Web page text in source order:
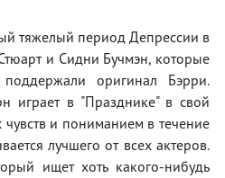
тяжелый период Депрессии в
и Сидни Бучмэн, которые
оригинал Бэрри.
играет в "Празднике" в свой
и пониманием в течение
лучшего от всех актеров.
ищет хоть какого-нибудь